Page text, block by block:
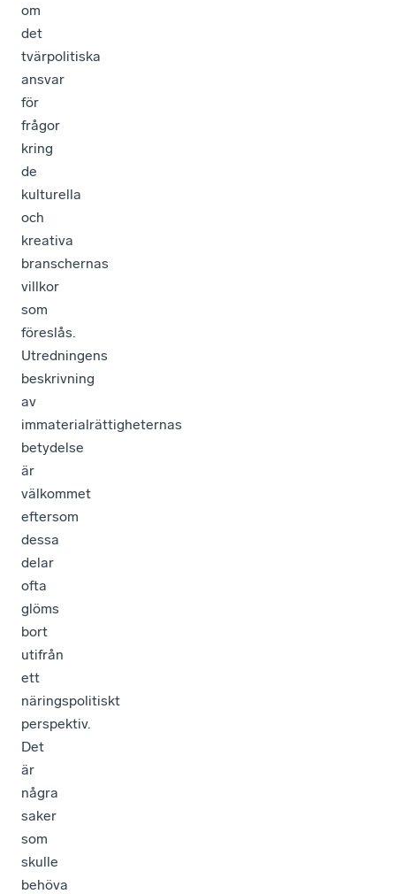
om
det
tvärpolitiska
ansvar
för
frågor
kring
de
kulturella
och
kreativa
branschernas
villkor
som
föreslås.
Utredningens
beskrivning
av
immaterialrättigheternas
betydelse
är
välkommet
eftersom
dessa
delar
ofta
glöms
bort
utifrån
ett
näringspolitiskt
perspektiv.
Det
är
några
saker
som
skulle
behöva